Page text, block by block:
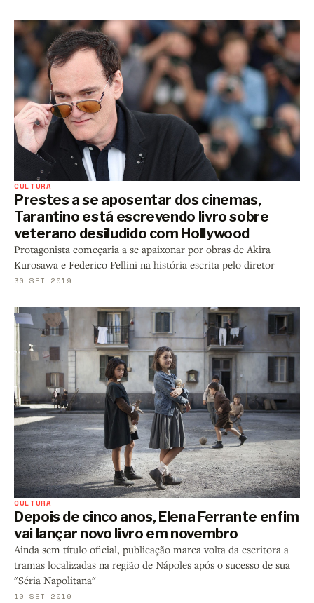
CULTURA
Prestes a se aposentar dos cinemas,
Tarantino está escrevendo livro sobre
veterano desiludido com Hollywood
Protagonista começaria a se apaixonar por obras de Akira
Kurosawa e Federico Fellini na história escrita pelo diretor
30 SET 2019
CULTURA
Depois de cinco anos, Elena Ferrante enfim
vai lançar novo livro em novembro
Ainda sem título oficial, publicação marca volta da escritora a
tramas localizadas na região de Nápoles após o sucesso de sua
"Séria Napolitana"
10 SET 2019